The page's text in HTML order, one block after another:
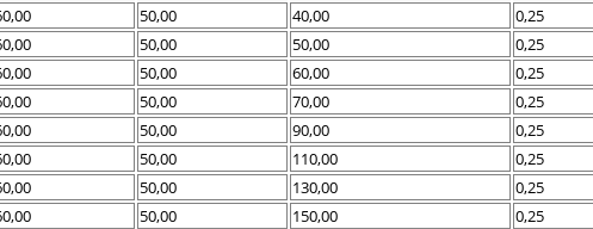
50,00 40,00 0,25
50,00 50,00 0,25
50,00 60,00 0,25
50,00 70,00 0,25
50,00 90,00 0,25
50,00 110,00 0,25
50,00 130,00 0,25
50,00 150,00 0,25